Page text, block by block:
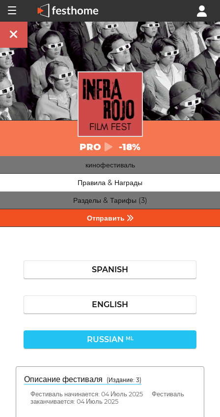
PRO -18%
кинофестиваль
Правила & Награды
Разделы & Тарифы (3)
Отправить
SPANISH
ENGLISH
RUSSIAN ML
Описание фестиваля
( Издание: 3)
Фестиваль начинается: 04 Июль 2025 Фестиваль
заканчивается: 04 Июль 2025